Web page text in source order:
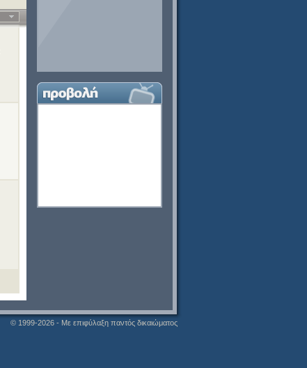
© 1999-2026 - Με επιφύλαξη παντός δικαιώματος